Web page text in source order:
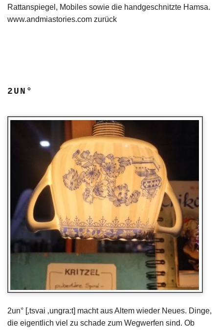
Rattanspiegel, Mobiles sowie die handgeschnitzte Hamsa.
www.andmiastories.com zurück
2UN°
2un° [‚tsvai ‚ungra:t] macht aus Altem wieder Neues. Dinge,
die eigentlich viel zu schade zum Wegwerfen sind. Ob